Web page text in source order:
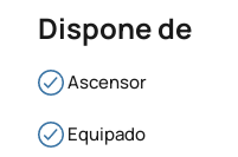
Dispone de
Ascensor
Equipado